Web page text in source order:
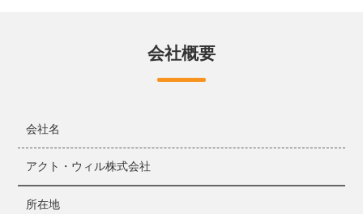
下、「提携先機関」という。）に申込人及び契約者の個人情
報が登録されている場合には、申込時及び契約継続中におい
申込情報の信用情報機関への提供
当社は、申込人に係る申込に基づく個人情報（本人を特定す
る情報（氏名、生年月日、電話番号及び運転免許証等の記号
番号等）、ならびに申込日及び申込商品種別等の情報。以
会社概要
会社名
アクト・ウィル株式会社
所在地